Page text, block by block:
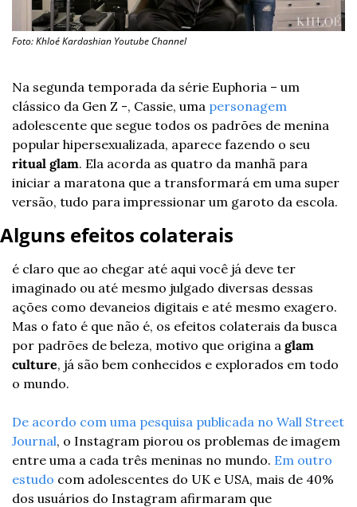
Foto: Khloé Kardashian Youtube Channel
Na segunda temporada da série Euphoria – um
clássico da Gen Z -, Cassie, uma personagem
adolescente que segue todos os padrões de menina
ritual glam. Ela acorda as quatro da manhã para
iniciar a maratona que a transformará em uma super
versão, tudo para impressionar um garoto da escola.
Alguns efeitos colaterais
é claro que ao chegar até aqui você já deve ter
imaginado ou até mesmo julgado diversas dessas
ações como devaneios digitais e até mesmo exagero.
Mas o fato é que não é, os efeitos colaterais da busca
por padrões de beleza, motivo que origina a glam
culture, já são bem conhecidos e explorados em todo
o mundo.
De acordo com uma pesquisa publicada no Wall Street
Journal, o Instagram piorou os problemas de imagem
entre uma a cada três meninas no mundo. Em outro
estudo com adolescentes do UK e USA, mais de 40%
dos usuários do Instagram afirmaram que